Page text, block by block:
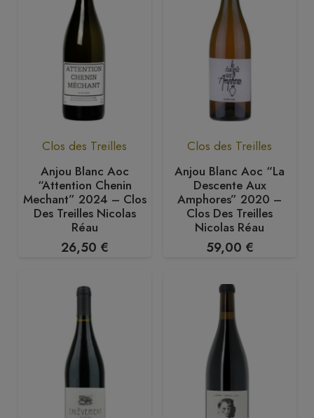
Clos des Treilles
Anjou Blanc Aoc
“Attention Chenin
Mechant” 2024 – Clos
Des Treilles Nicolas
Réau
26,50 €
Clos des Treilles
Anjou Blanc Aoc “La
Descente Aux
Amphores” 2020 –
Clos Des Treilles
Nicolas Réau
59,00 €